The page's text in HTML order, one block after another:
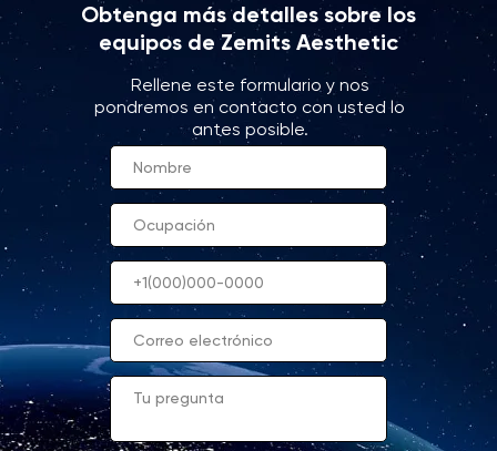
Obtenga más detalles sobre los
equipos de Zemits Aesthetic
Rellene este formulario y nos
pondremos en contacto con usted lo
antes posible.